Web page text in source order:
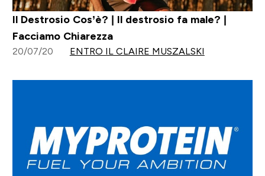
Il Destrosio Cos’è? | Il destrosio fa male? |
Facciamo Chiarezza
20/07/20 ENTRO IL CLAIRE MUSZALSKI